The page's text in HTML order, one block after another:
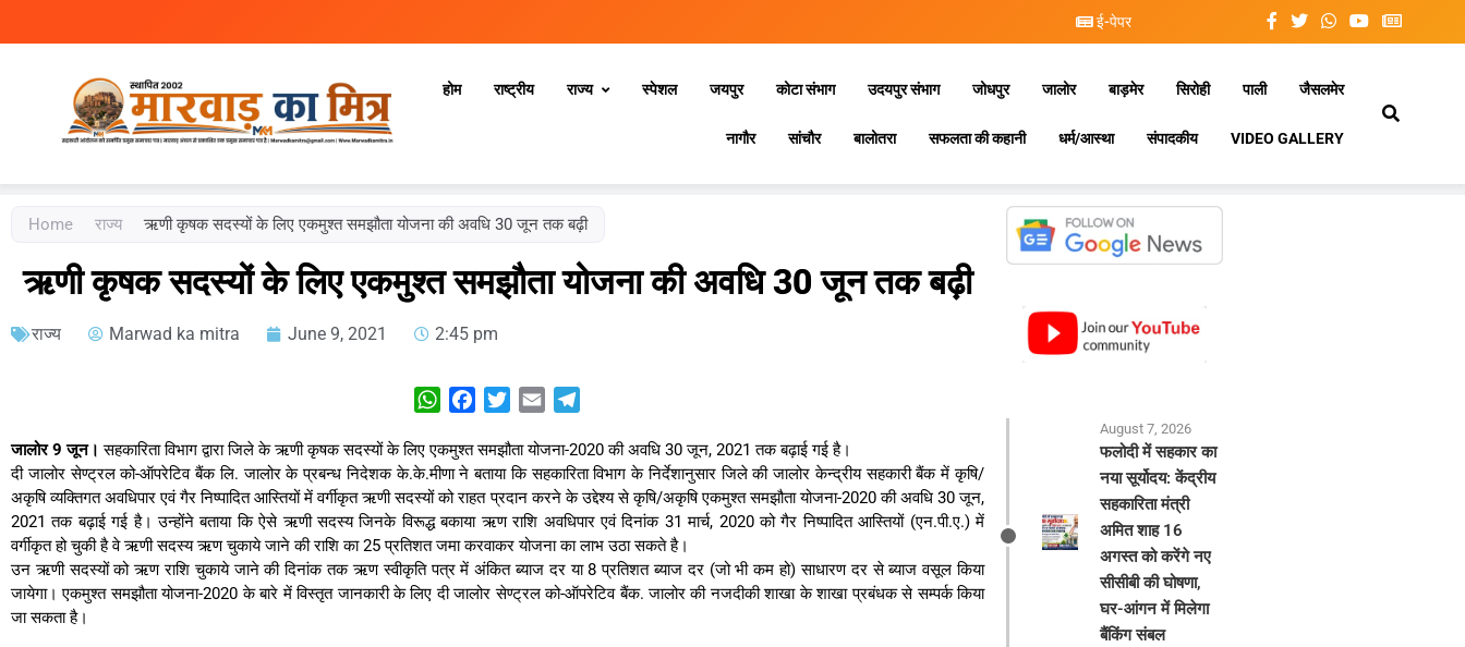
ई-पेपर
Marwad Ka Mitra
होम राष्ट्रीय राज्य स्‍पेशल जयपुर कोटा संभाग उदयपुर संभाग जोधपुर जालोर बाड़मेर सिरोही पाली जैसलमेर
नागौर सांचौर बालोतरा सफलता की कहानी धर्म/आस्था संपादकीय VIDEO GALLERY
Home राज्य ऋणी कृषक सदस्यों के लिए एकमुश्त समझौता योजना की अवधि 30 जून तक बढ़ी
ऋणी कृषक सदस्यों के लिए एकमुश्त समझौता योजना की अवधि 30 जून तक बढ़ी
राज्य Marwad ka mitra June 9, 2021 2:45 pm
WhatsAppFacebookTwitterEmail
जालोर 9 जून। सहकारिता विभाग द्वारा जिले के ऋणी कृषक सदस्यों के लिए एकमुश्त समझौता योजना-2020 की अवधि 30 जून, 2021 तक बढ़ाई गई है।
दी जालोर सेण्ट्रल को-ऑपरेटिव बैंक लि. जालोर के प्रबन्ध निदेशक के.के.मीणा ने बताया कि सहकारिता विभाग के निर्देशानुसार जिले की जालोर केन्द्रीय सहकारी बैंक में कृषि/
अकृषि व्यक्तिगत अवधिपार एवं गैर निष्पादित आस्तियों में वर्गीकृत ऋणी सदस्यों को राहत प्रदान करने के उद्देश्य से कृषि/अकृषि एकमुश्त समझौता योजना-2020 की अवधि 30 जून,
2021 तक बढ़ाई गई है। उन्होंने बताया कि ऐसे ऋणी सदस्य जिनके विरूद्ध बकाया ऋण राशि अवधिपार एवं दिनांक 31 मार्च, 2020 को गैर निष्पादित आस्तियों (एन.पी.ए.) में
वर्गीकृत हो चुकी है वे ऋणी सदस्य ऋण चुकाये जाने की राशि का 25 प्रतिशत जमा करवाकर योजना का लाभ उठा सकते है।
उन ऋणी सदस्यों को ऋण राशि चुकाये जाने की दिनांक तक ऋण स्वीकृति पत्र में अंकित ब्याज दर या 8 प्रतिशत ब्याज दर (जो भी कम हो) साधारण दर से ब्याज वसूल किया
जायेगा। एकमुश्त समझौता योजना-2020 के बारे में विस्तृत जानकारी के लिए दी जालोर सेण्ट्रल को-ऑपरेटिव बैंक. जालोर की नजदीकी शाखा के शाखा प्रबंधक से सम्पर्क किया
जा सकता है।
August 7, 2026
फलोदी में सहकार का
नया सूर्योदय: केंद्रीय
सहकारिता मंत्री
अमित शाह 16
अगस्त को करेंगे नए
सीसीबी की घोषणा,
घर-आंगन में मिलेगा
बैंकिंग संबल